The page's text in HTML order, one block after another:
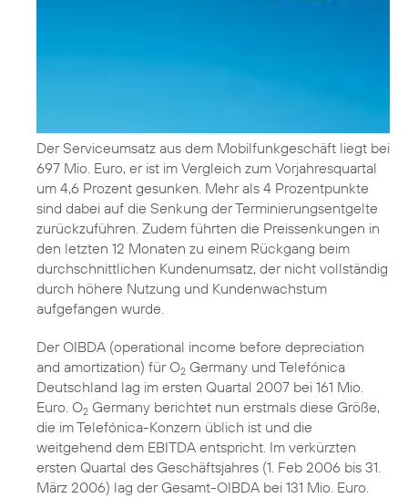
Der Serviceumsatz aus dem Mobilfunkgeschäft liegt bei
697 Mio. Euro, er ist im Vergleich zum Vorjahresquartal
um 4,6 Prozent gesunken. Mehr als 4 Prozentpunkte
sind dabei auf die Senkung der Terminierungsentgelte
zurückzuführen. Zudem führten die Preissenkungen in
den letzten 12 Monaten zu einem Rückgang beim
durchschnittlichen Kundenumsatz, der nicht vollständig
durch höhere Nutzung und Kundenwachstum
aufgefangen wurde.
Der OIBDA (operational income before depreciation
and amortization) für O2 Germany und Telefónica
Deutschland lag im ersten Quartal 2007 bei 161 Mio.
Euro. O2 Germany berichtet nun erstmals diese Größe,
die im Telefónica-Konzern üblich ist und die
weitgehend dem EBITDA entspricht. Im verkürzten
ersten Quartal des Geschäftsjahres (1. Feb 2006 bis 31.
März 2006) lag der Gesamt-OIBDA bei 131 Mio. Euro.